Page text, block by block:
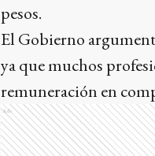
pesos.
El Gobierno
ya que muchos
remuneración en
Ads